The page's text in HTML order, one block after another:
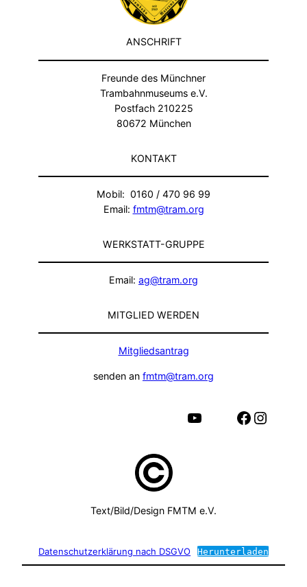
ANSCHRIFT
Freunde des Münchner
Trambahnmuseums e.V.
Postfach 210225
80672 München
KONTAKT
Mobil: 0160 / 470 96 99
Email: fmtm@tram.org
WERKSTATT-GRUPPE
Email: ag@tram.org
MITGLIED WERDEN
Mitgliedsantrag
senden an fmtm@tram.org
Facebook Instagram
YouTube
Text/Bild/Design FMTM e.V.
Datenschutzerklärung nach DSGVO Herunterladen